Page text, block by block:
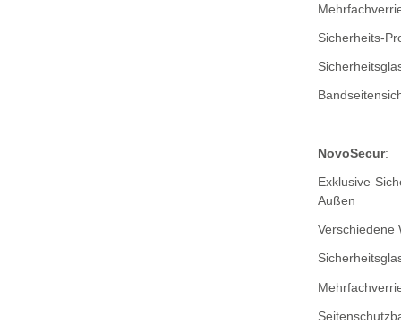
Sicherheits-
NovoSecur:
Exklusive
Außen
Verschiedene